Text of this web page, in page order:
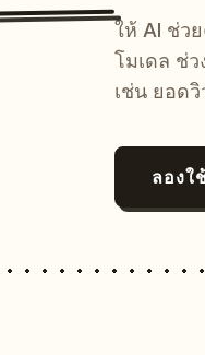
ให้ AI ช่ว
โมเดล ช่ว
เช่น ยอด
ลองใ